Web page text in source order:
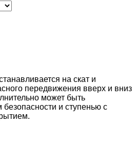
на скат и
передвижения вверх и вниз
может быть
и ступенью с